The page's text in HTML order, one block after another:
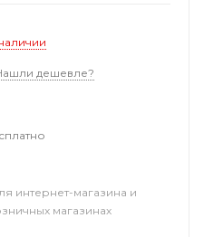
дешевле?
интернет-магазина и
магазинах